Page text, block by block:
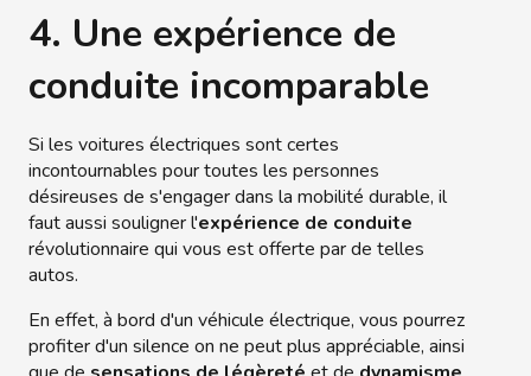
4. Une expérience de
conduite incomparable
Si les voitures électriques sont certes
incontournables pour toutes les personnes
désireuses de s'engager dans la mobilité durable, il
faut aussi souligner l'expérience de conduite
révolutionnaire qui vous est offerte par de telles
autos.
En effet, à bord d'un véhicule électrique, vous pourrez
profiter d'un silence on ne peut plus appréciable, ainsi